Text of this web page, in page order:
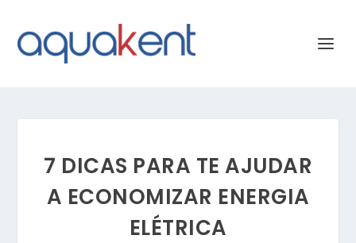
7 DICAS PARA TE AJUDAR
A ECONOMIZAR ENERGIA
ELÉTRICA